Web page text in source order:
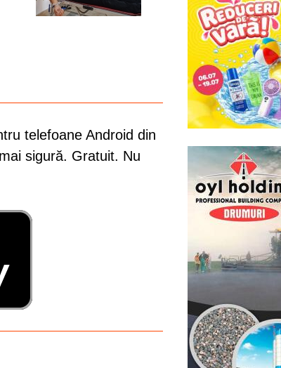
telefoane Android din
sigură. Gratuit. Nu